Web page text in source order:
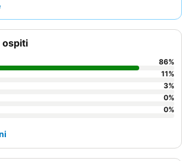
offrono ampio comfort a tutti gli ospiti. Il
si aggiunge alle deliziose opzioni per la
disponibili in loco. Per coloro che
mozzafiato, si consiglia di richiedere una
per apprezzare appieno la vista
ospiti
86%
11%
3%
0%
0%